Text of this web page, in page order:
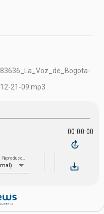
21-09.mp3
00:00:00
forward_10
Velocidad Reproducción
save_alt